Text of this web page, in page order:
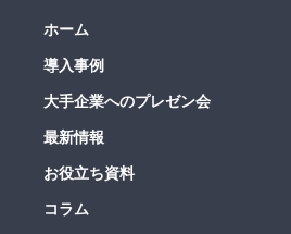
ホーム
導入事例
大手企業へのプレゼン会
最新情報
お役立ち資料
コラム